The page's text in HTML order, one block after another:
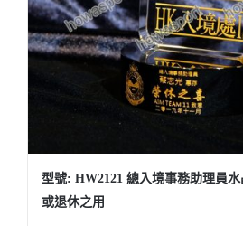
型號: HW2121 總入境事務助理員
或退休之用